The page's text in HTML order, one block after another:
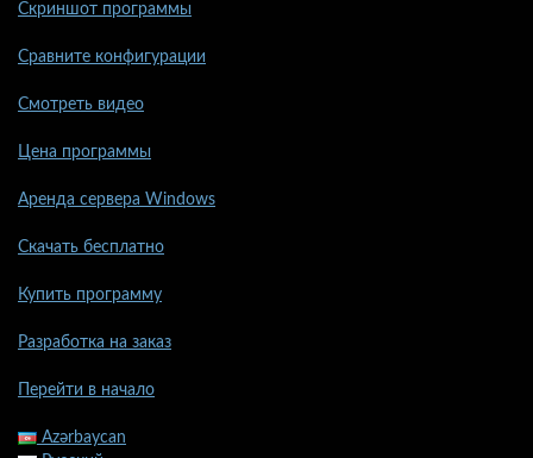
Скриншот программы
Сравните конфигурации
Смотреть видео
Цена программы
Аренда сервера Windows
Скачать бесплатно
Купить программу
Разработка на заказ
Перейти в начало
Azərbaycan